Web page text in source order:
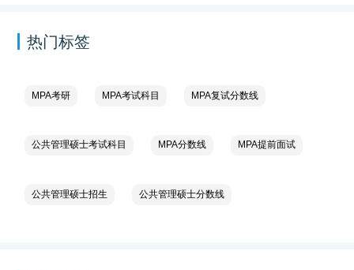
热门标签
MPA考研 MPA考试科目 MPA复试分数线
公共管理硕士考试科目 MPA分数线 MPA提前面试
公共管理硕士招生 公共管理硕士分数线